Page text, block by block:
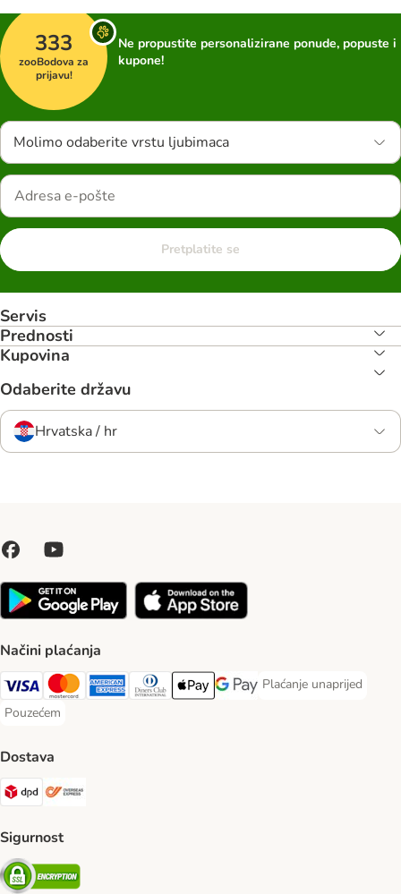
333
zooBodova za
prijavu!
Ne propustite personalizirane ponude, popuste i
kupone!
Molimo odaberite vrstu ljubimaca
Pretplatite se
Servis
Prednosti
Kupovina
Odaberite državu
Hrvatska / hr
Načini plaćanja
Visa Payment Method
MasterCard Payment Method
American Express Payment Method
Diners Club Payment Method
Payment MethodGoogle pay Payment Method
Plaćanje unaprijed
Plaćanje unaprijed
Pouzećem
Pouzećem Payment Method
Dostava
DPD Shipping Method
Sigurnost
Security